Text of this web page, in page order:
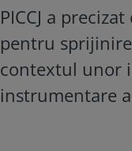
PICCJ a
pentru
contextul unor
instrumentare